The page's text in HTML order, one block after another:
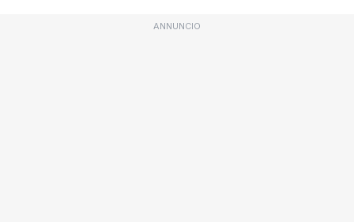
ANNUNCIO